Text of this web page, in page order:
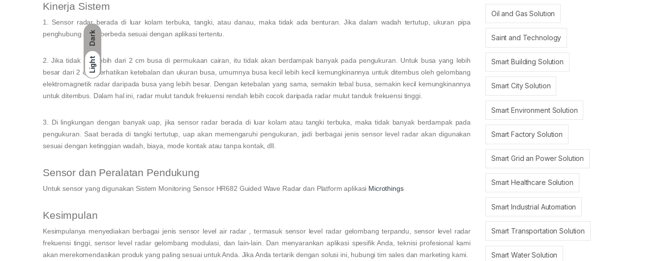
Dark
Light
Kinerja Sistem
1. Sensor radar berada di luar kolam terbuka, tangki, atau danau, maka tidak ada benturan. Jika dalam wadah tertutup, ukuran pipa
penghubung akan berbeda sesuai dengan aplikasi tertentu.
2. Jika tidak ada lebih dari 2 cm busa di permukaan cairan, itu tidak akan berdampak banyak pada pengukuran. Untuk busa yang lebih
besar dari 2 cm, perhatikan ketebalan dan ukuran busa, umumnya busa kecil lebih kecil kemungkinannya untuk ditembus oleh gelombang
elektromagnetik radar daripada busa yang lebih besar. Dengan ketebalan yang sama, semakin tebal busa, semakin kecil kemungkinannya
untuk ditembus. Dalam hal ini, radar mulut tanduk frekuensi rendah lebih cocok daripada radar mulut tanduk frekuensi tinggi.
3. Di lingkungan dengan banyak uap, jika sensor radar berada di luar kolam atau tangki terbuka, maka tidak banyak berdampak pada
pengukuran. Saat berada di tangki tertutup, uap akan memengaruhi pengukuran, jadi berbagai jenis sensor level radar akan digunakan
sesuai dengan ketinggian wadah, biaya, mode kontak atau tanpa kontak, dll.
Sensor dan Peralatan Pendukung
Untuk sensor yang digunakan Sistem Monitoring Sensor HR682 Guided Wave Radar dan Platform aplikasi Microthings
Kesimpulan
Kesimpulanya menyediakan berbagai jenis sensor level air radar , termasuk sensor level radar gelombang terpandu, sensor level radar
frekuensi tinggi, sensor level radar gelombang modulasi, dan lain-lain. Dan menyarankan aplikasi spesifik Anda, teknisi profesional kami
akan merekomendasikan produk yang paling sesuai untuk Anda. Jika Anda tertarik dengan solusi ini, hubungi tim sales dan marketing kami.
Oil and Gas Solution
Saint and Technology
Smart Building Solution
Smart City Solution
Smart Environment Solution
Smart Factory Solution
Smart Grid an Power Solution
Smart Healthcare Solution
Smart Industrial Automation
Smart Transportation Solution
Smart Water Solution